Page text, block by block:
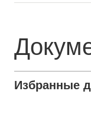
Избранные